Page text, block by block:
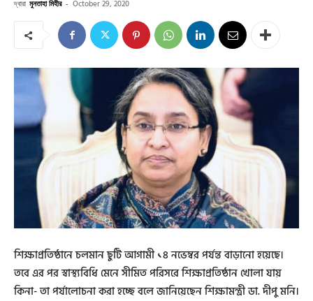
দ্বারা মুনতাহা মিহীর - October 29, 2020
শিক্ষাপ্রতিষ্ঠানে চলমান ছুটি আগামী ১৪ নভেম্বর পর্যন্ত বাড়ানো হয়েছে।
তবে এর পর স্বাস্থ্যবিধি মেনে সীমিত পরিসরে শিক্ষাপ্রতিষ্ঠান খোলা যায়
কিনা- তা পর্যালোচনা করা হচ্ছে বলে জানিয়েছেন শিক্ষামন্ত্রী ডা. দীপু মনি।